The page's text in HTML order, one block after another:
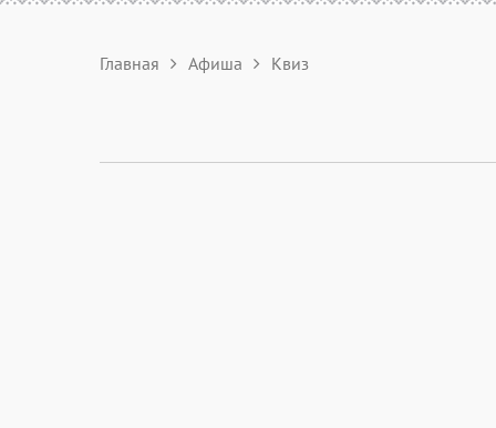
Главная Афиша Квиз